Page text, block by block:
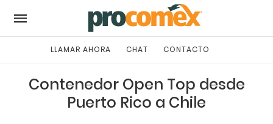
LLAMAR AHORA CHAT CONTACTO
Contenedor Open Top desde
Puerto Rico a Chile